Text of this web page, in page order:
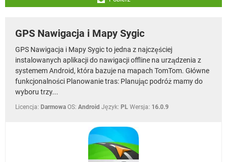
GPS Nawigacja i Mapy Sygic
GPS Nawigacja i Mapy Sygic to jedna z najczęściej
instalowanych aplikacji do nawigacji offline na urządzenia z
systemem Android, która bazuje na mapach TomTom. Główne
funkcjonalności Planowanie tras: Planując podróż mamy do
wyboru trzy...
Licencja: Darmowa OS: Android Język: PL Wersja: 16.0.9